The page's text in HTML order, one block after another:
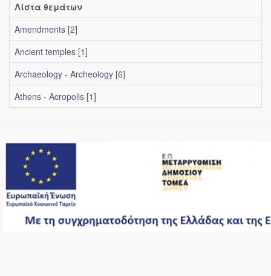
Λίστα θεμάτων
Amendments [2]
Ancient temples [1]
Archaeology - Archeology [6]
Athens - Acropolis [1]